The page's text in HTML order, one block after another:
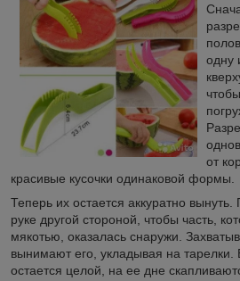
одну
от
красивые кусочки одинаковой формы.
Теперь их остается аккуратно
руке другой стороной, чтобы часть,
мякотью, оказалась снаружи.
вынимают его, укладывая на тарелки.
остается целой, на ее дне